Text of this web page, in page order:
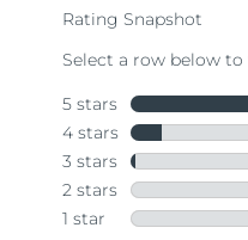
value.
Same
page
link.